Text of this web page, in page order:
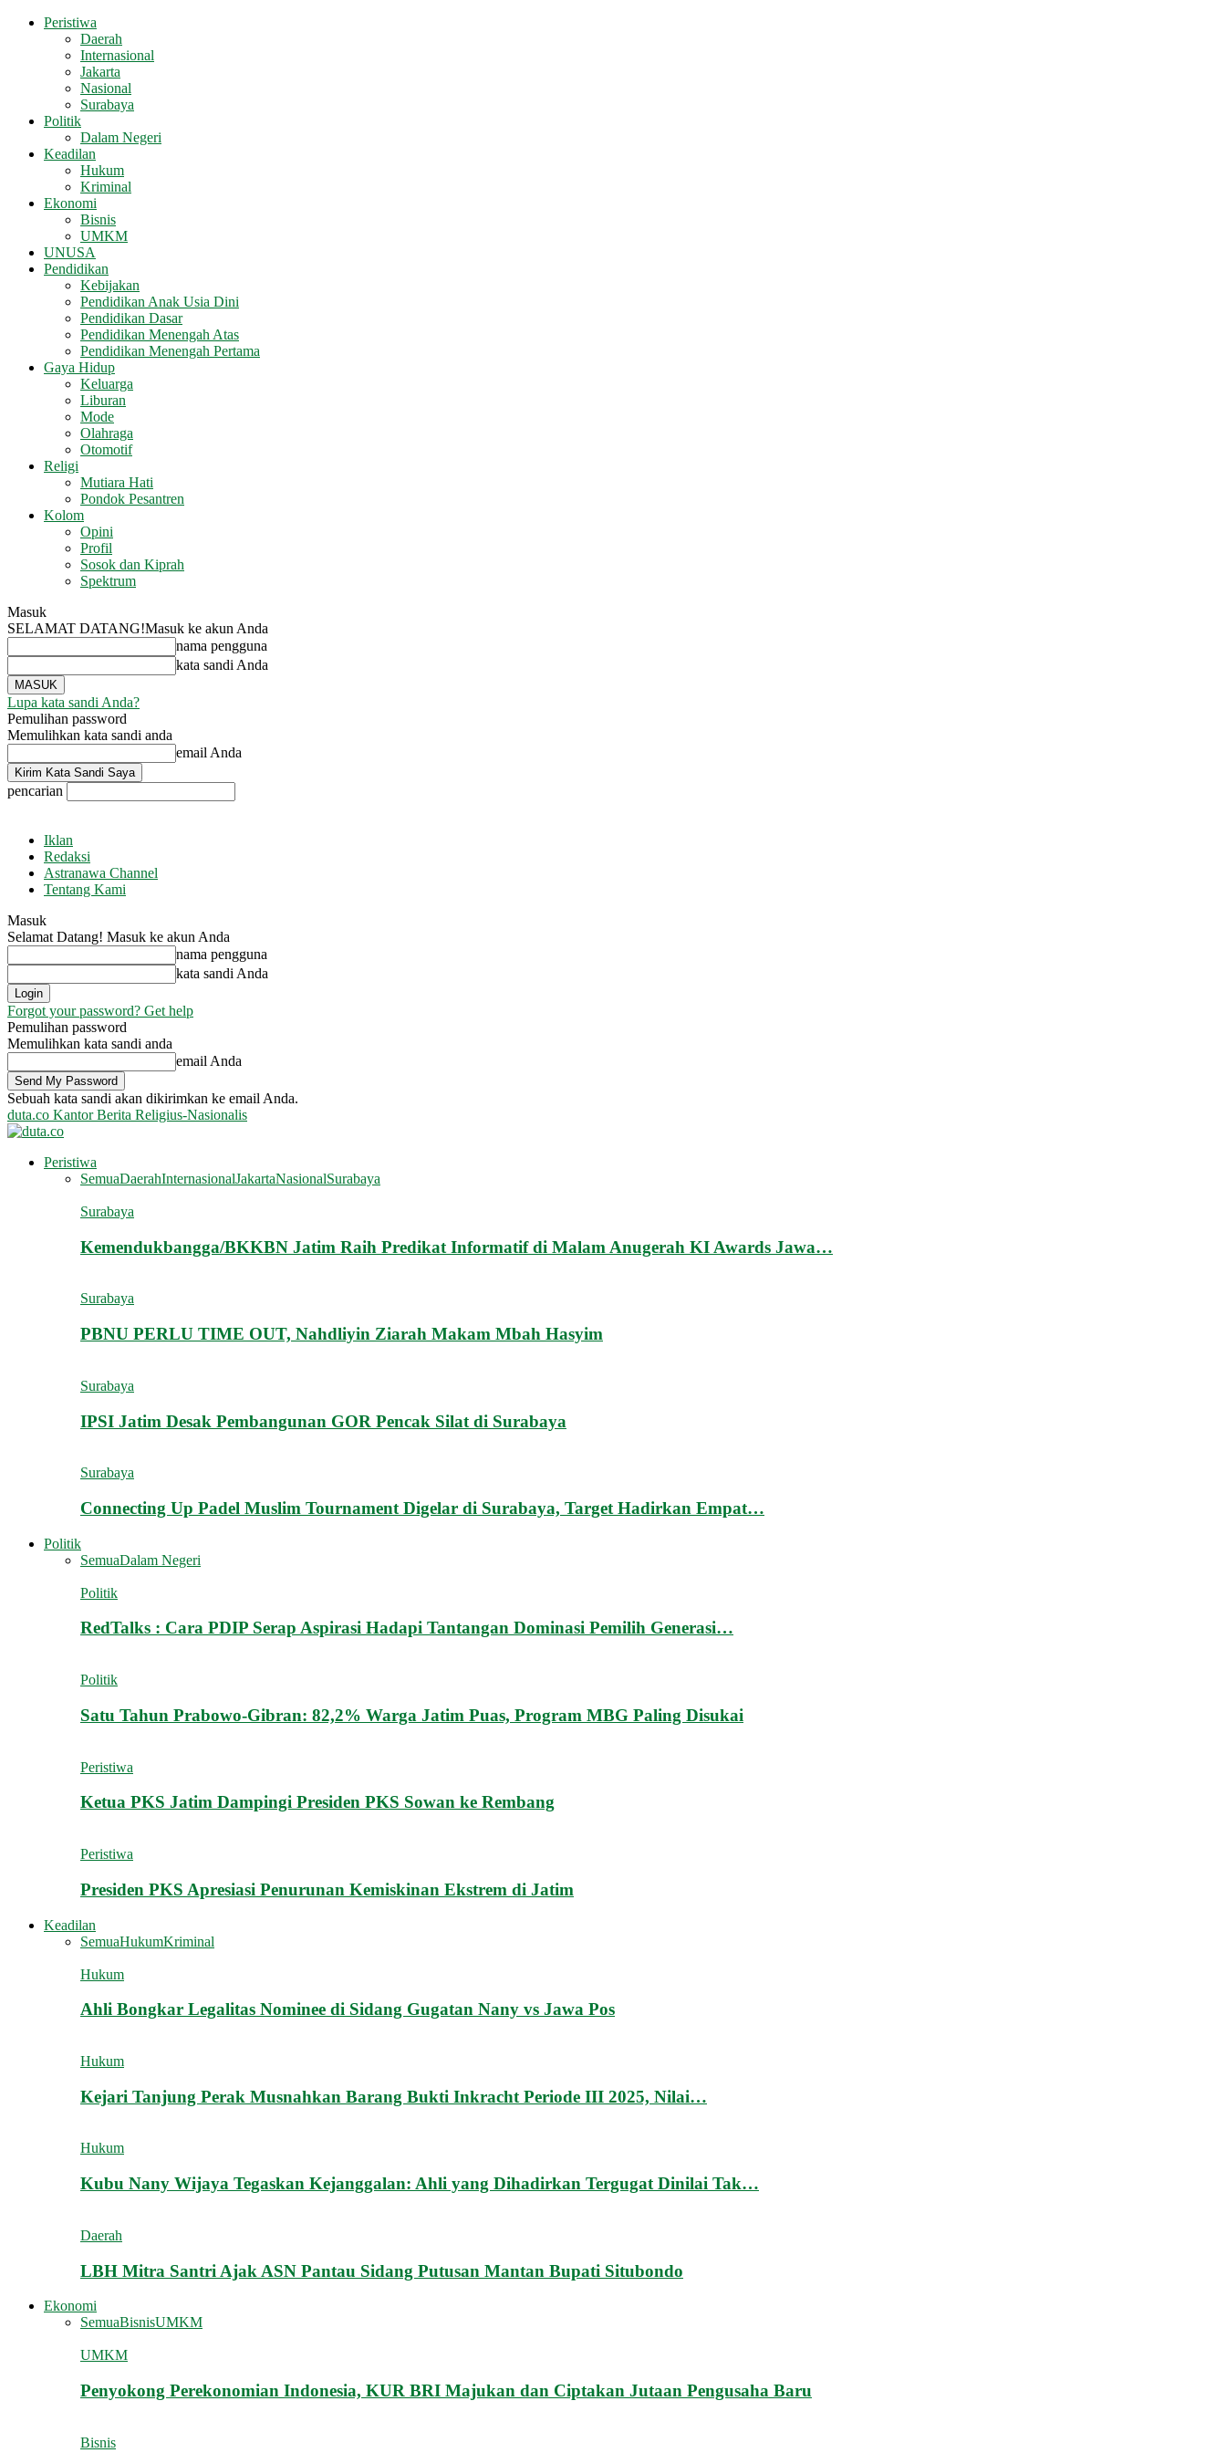
Peristiwa
Daerah
Internasional
Jakarta
Nasional
Surabaya
Politik
Dalam Negeri
Keadilan
Hukum
Kriminal
Ekonomi
Bisnis
UMKM
UNUSA
Pendidikan
Kebijakan
Pendidikan Anak Usia Dini
Pendidikan Dasar
Pendidikan Menengah Atas
Pendidikan Menengah Pertama
Gaya Hidup
Keluarga
Liburan
Mode
Olahraga
Otomotif
Religi
Mutiara Hati
Pondok Pesantren
Kolom
Opini
Profil
Sosok dan Kiprah
Spektrum
Masuk
SELAMAT DATANG!Masuk ke akun Anda
nama pengguna
kata sandi Anda
Lupa kata sandi Anda?
Pemulihan password
Memulihkan kata sandi anda
email Anda
pencarian
Iklan
Redaksi
Astranawa Channel
Tentang Kami
Masuk
Selamat Datang! Masuk ke akun Anda
nama pengguna
kata sandi Anda
Forgot your password? Get help
Pemulihan password
Memulihkan kata sandi anda
email Anda
Sebuah kata sandi akan dikirimkan ke email Anda.
duta.co Kantor Berita Religius-Nasionalis
Peristiwa
SemuaDaerahInternasionalJakartaNasionalSurabaya
Surabaya
Kemendukbangga/BKKBN Jatim Raih Predikat Informatif di Malam Anugerah KI Awards Jawa…
Surabaya
PBNU PERLU TIME OUT, Nahdliyin Ziarah Makam Mbah Hasyim
Surabaya
IPSI Jatim Desak Pembangunan GOR Pencak Silat di Surabaya
Surabaya
Connecting Up Padel Muslim Tournament Digelar di Surabaya, Target Hadirkan Empat…
Politik
SemuaDalam Negeri
Politik
RedTalks : Cara PDIP Serap Aspirasi Hadapi Tantangan Dominasi Pemilih Generasi…
Politik
Satu Tahun Prabowo-Gibran: 82,2% Warga Jatim Puas, Program MBG Paling Disukai
Peristiwa
Ketua PKS Jatim Dampingi Presiden PKS Sowan ke Rembang
Peristiwa
Presiden PKS Apresiasi Penurunan Kemiskinan Ekstrem di Jatim
Keadilan
SemuaHukumKriminal
Hukum
Ahli Bongkar Legalitas Nominee di Sidang Gugatan Nany vs Jawa Pos
Hukum
Kejari Tanjung Perak Musnahkan Barang Bukti Inkracht Periode III 2025, Nilai…
Hukum
Kubu Nany Wijaya Tegaskan Kejanggalan: Ahli yang Dihadirkan Tergugat Dinilai Tak…
Daerah
LBH Mitra Santri Ajak ASN Pantau Sidang Putusan Mantan Bupati Situbondo
Ekonomi
SemuaBisnisUMKM
UMKM
Penyokong Perekonomian Indonesia, KUR BRI Majukan dan Ciptakan Jutaan Pengusaha Baru
Bisnis